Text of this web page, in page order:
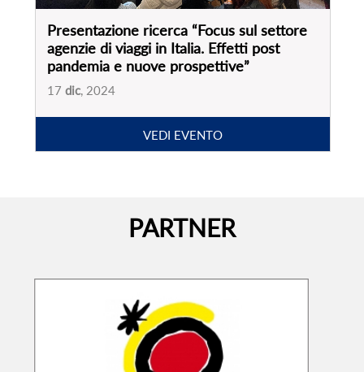
Presentazione ricerca “Focus sul settore
agenzie di viaggi in Italia. Effetti post
pandemia e nuove prospettive”
17dic, 2024
VEDI EVENTO
PARTNER